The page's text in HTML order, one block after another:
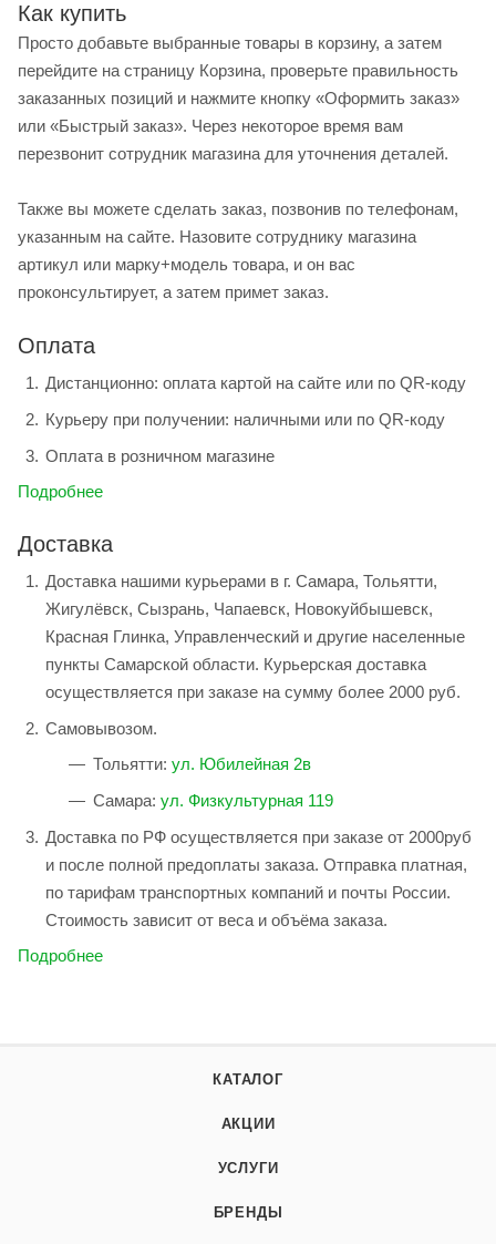
Как купить
Просто добавьте выбранные товары в корзину, а затем
перейдите на страницу Корзина, проверьте правильность
заказанных позиций и нажмите кнопку «Оформить заказ»
или «Быстрый заказ». Через некоторое время вам
перезвонит сотрудник магазина для уточнения деталей.
Также вы можете сделать заказ, позвонив по телефонам,
указанным на сайте. Назовите сотруднику магазина
артикул или марку+модель товара, и он вас
проконсультирует, а затем примет заказ.
Оплата
Дистанционно: оплата картой на сайте или по QR-коду
Курьеру при получении: наличными или по QR-коду
Оплата в розничном магазине
Подробнее
Доставка
Доставка нашими курьерами в г. Самара, Тольятти,
Жигулёвск, Сызрань, Чапаевск, Новокуйбышевск,
Красная Глинка, Управленческий и другие населенные
пункты Самарской области. Курьерская доставка
осуществляется при заказе на сумму более 2000 руб.
Самовывозом.
Тольятти: ул. Юбилейная 2в
Самара: ул. Физкультурная 119
Доставка по РФ осуществляется при заказе от 2000руб
и после полной предоплаты заказа. Отправка платная,
по тарифам транспортных компаний и почты России.
Стоимость зависит от веса и объёма заказа.
Подробнее
КАТАЛОГ
АКЦИИ
УСЛУГИ
БРЕНДЫ